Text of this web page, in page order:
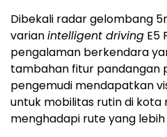
Dibekali radar gelombang
varianintelligent driving E5
pengalaman berkendara
tambahan fitur pandangan
pengemudi mendapatkan
untuk mobilitas rutin di kota
menghadapi rute yang